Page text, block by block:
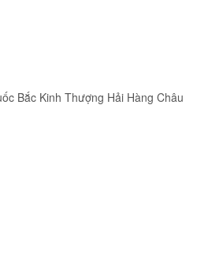
Bắc Kinh Thượng Hải Hàng Châu